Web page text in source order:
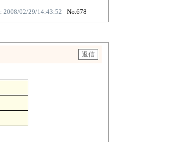
2008/02/29/14:43:52 No.678